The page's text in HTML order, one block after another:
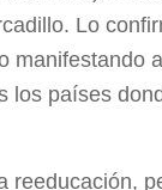
Lo
manifestando
los países
reeducación,